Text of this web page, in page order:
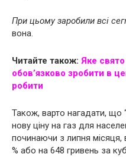
При цьому заробили всі
вона.
Читайте також: Яке
обов’язково зробити в
робити
Також, варто нагадати, що
нову ціну на газ для
починаючи з липня місяця,
% або на 648 гривень за